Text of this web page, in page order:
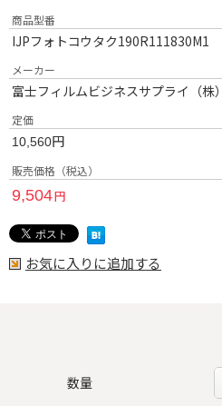
商品型番
IJPフォトコウタク190R111830M1
メーカー
富士フィルムビジネスサプライ（株）
定価
10,560円
販売価格（税込）
9,504円
お気に入りに追加する
数量